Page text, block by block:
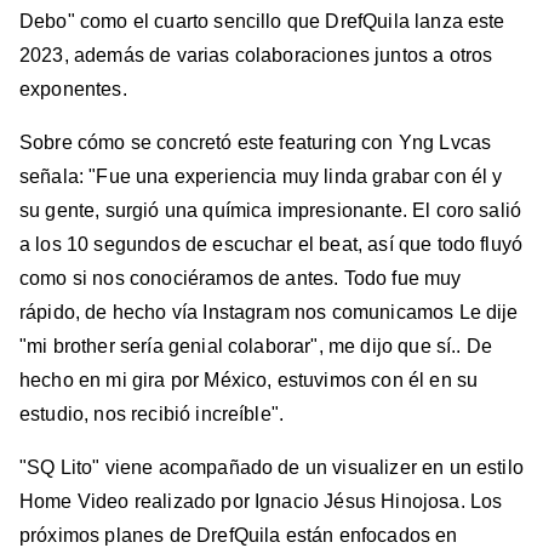
Debo" como el cuarto sencillo que DrefQuila lanza este
2023, además de varias colaboraciones juntos a otros
exponentes.
Sobre cómo se concretó este featuring con Yng Lvcas
señala: "Fue una experiencia muy linda grabar con él y
su gente, surgió una química impresionante. El coro salió
a los 10 segundos de escuchar el beat, así que todo fluyó
como si nos conociéramos de antes. Todo fue muy
rápido, de hecho vía Instagram nos comunicamos Le dije
"mi brother sería genial colaborar", me dijo que sí.. De
hecho en mi gira por México, estuvimos con él en su
estudio, nos recibió increíble".
"SQ Lito" viene acompañado de un visualizer en un estilo
Home Video realizado por Ignacio Jésus Hinojosa. Los
próximos planes de DrefQuila están enfocados en